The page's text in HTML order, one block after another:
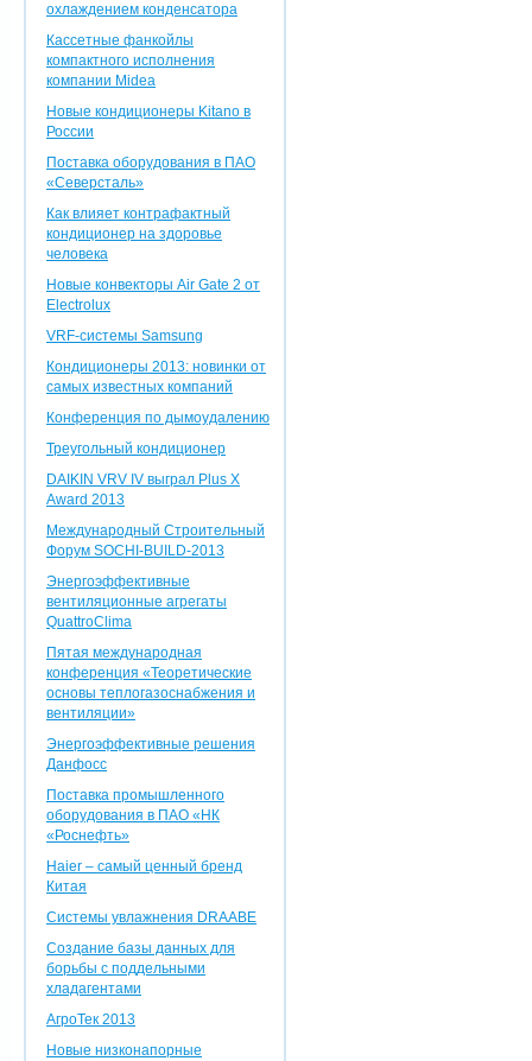
охлаждением конденсатора
Кассетные фанкойлы
компактного исполнения
компании Midea
Новые кондиционеры Kitano в
России
Поставка оборудования в ПАО
«Северсталь»
Как влияет контрафактный
кондиционер на здоровье
человека
Новые конвекторы Air Gate 2 от
Electrolux
VRF-системы Samsung
Кондиционеры 2013: новинки от
самых известных компаний
Конференция по дымоудалению
Треугольный кондиционер
DAIKIN VRV IV выграл Plus X
Award 2013
Международный Строительный
Форум SOCHI-BUILD-2013
Энергоэффективные
вентиляционные агрегаты
QuattroClima
Пятая международная
конференция «Теоретические
основы теплогазоснабжения и
вентиляции»
Энергоэффективные решения
Данфосс
Поставка промышленного
оборудования в ПАО «НК
«Роснефть»
Haier – самый ценный бренд
Китая
Системы увлажнения DRAABE
Создание базы данных для
борьбы с поддельными
хладагентами
АгроТек 2013
Новые низконапорные